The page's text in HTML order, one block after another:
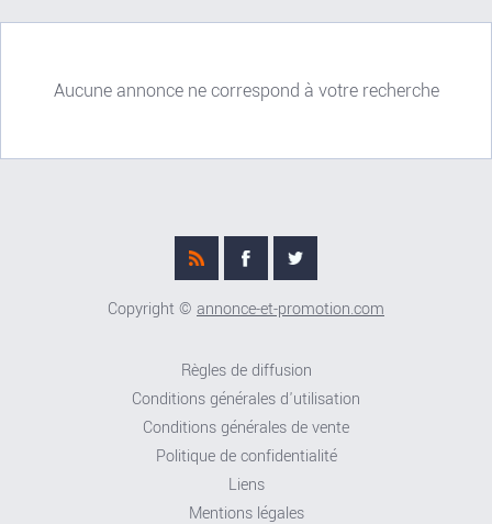
Aucune annonce ne correspond à votre recherche
Copyright © annonce-et-promotion.com
Règles de diffusion
Conditions générales d'utilisation
Conditions générales de vente
Politique de confidentialité
Liens
Mentions légales